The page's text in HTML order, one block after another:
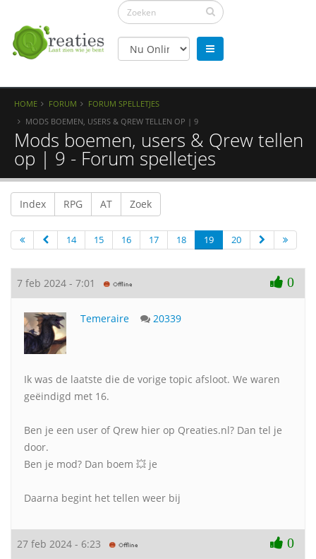
HOME FORUM
FORUM SPELLETJES
MODS BOEMEN, USERS & QREW TELLEN OP | 9
Mods boemen, users & Qrew tellen
op | 9 - Forum spelletjes
Index RPG AT Zoek
14 15 16 17 18 19 20
7 feb 2024 - 7:01 0
Temeraire 20339
Ik was de laatste die de vorige topic afsloot. We waren
geëindigd met 16.
Ben je een user of Qrew hier op Qreaties.nl? Dan tel je
door.
Ben je mod? Dan boem 💥 je
Daarna begint het tellen weer bij
27 feb 2024 - 6:23 0